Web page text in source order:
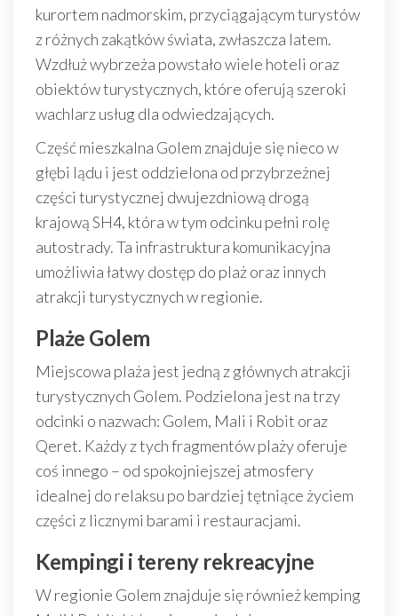
kurortem nadmorskim, przyciągającym turystów
z różnych zakątków świata, zwłaszcza latem.
Wzdłuż wybrzeża powstało wiele hoteli oraz
obiektów turystycznych, które oferują szeroki
wachlarz usług dla odwiedzających.
Część mieszkalna Golem znajduje się nieco w
głębi lądu i jest oddzielona od przybrzeżnej
części turystycznej dwujezdniową drogą
krajową SH4, która w tym odcinku pełni rolę
autostrady. Ta infrastruktura komunikacyjna
umożliwia łatwy dostęp do plaż oraz innych
atrakcji turystycznych w regionie.
Plaże Golem
Miejscowa plaża jest jedną z głównych atrakcji
turystycznych Golem. Podzielona jest na trzy
odcinki o nazwach: Golem, Mali i Robit oraz
Qeret. Każdy z tych fragmentów plaży oferuje
coś innego – od spokojniejszej atmosfery
idealnej do relaksu po bardziej tętniące życiem
części z licznymi barami i restauracjami.
Kempingi i tereny rekreacyjne
W regionie Golem znajduje się również kemping